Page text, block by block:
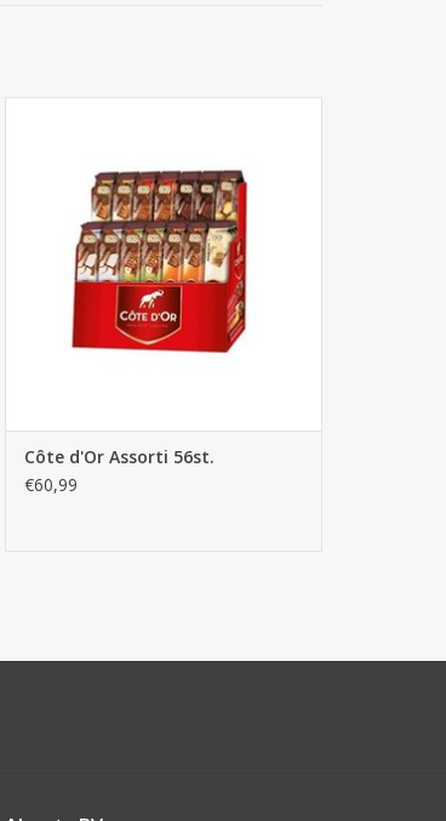
Côte d'Or Assorti 56st.
€60,99